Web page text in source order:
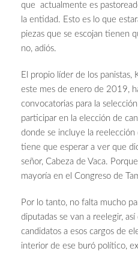
que actualmente es
la entidad. Esto es lo que
piezas que se escojan tienen
no, adiós.
El propio líder de los panistas,
este mes de enero de 2019,
convocatorias para la
participar en la elección de
donde se incluye la reelección
tiene que esperar a ver que
señor, Cabeza de Vaca.
mayoría en el Congreso de
Por lo tanto, no falta mucho
diputadas se van a reelegir,
candidatos a esos cargos de
interior de ese buró político,